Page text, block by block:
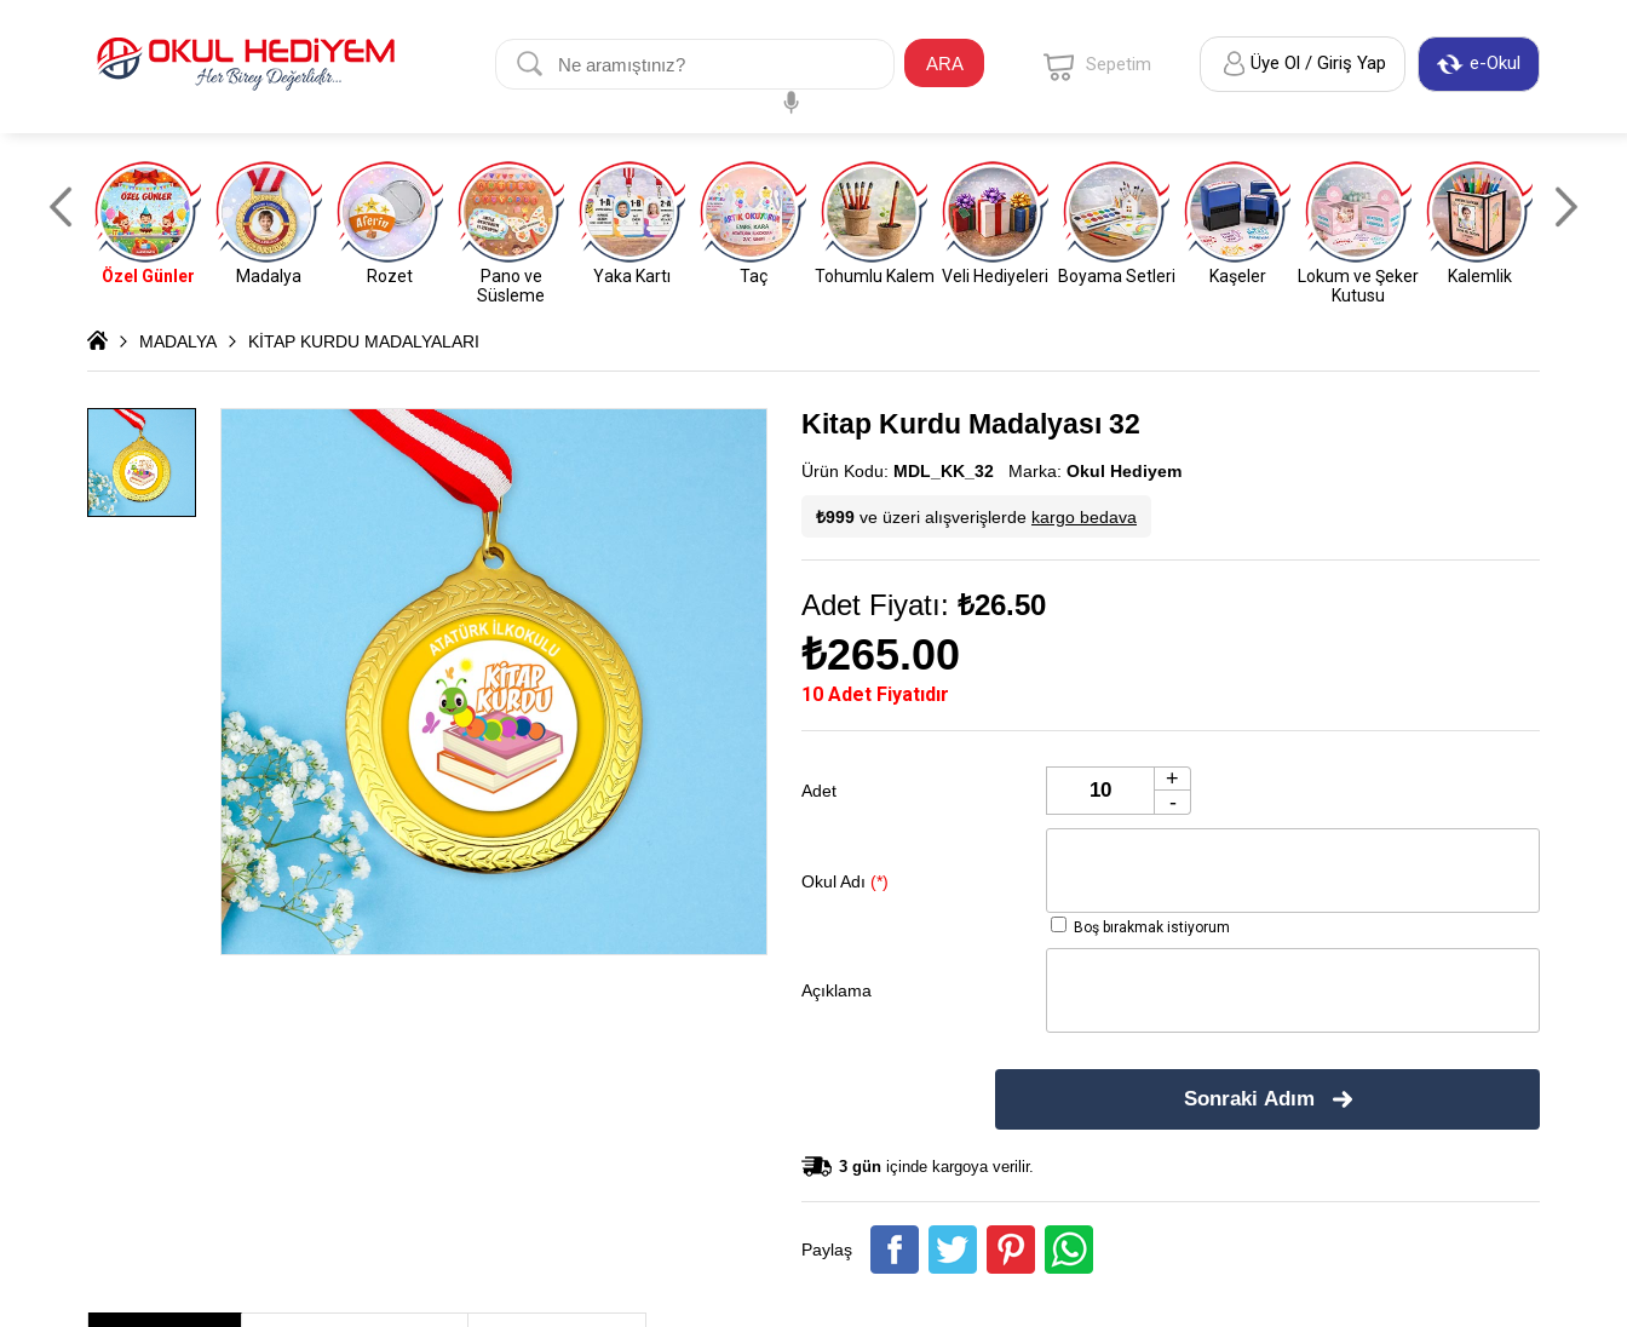
ARA e-Okul
Üye Ol / Giriş Yap
Sepetim
Özel Günler Madalya Rozet
Pano ve
Süsleme
Yaka Kartı Taç Tohumlu Kalem Veli Hediyeleri Boyama Setleri Kaşeler
Lokum ve Şeker
Kutusu
Kalemlik
MADALYA KİTAP KURDU MADALYALARI
Kitap Kurdu Madalyası 32
Ürün Kodu: MDL_KK_32 Marka: Okul Hediyem
₺999 ve üzeri alışverişlerde kargo bedava
Adet Fiyatı: ₺26.50
₺265.00
10 Adet Fiyatıdır
Adet
+
-
Okul Adı (*)
Boş bırakmak istiyorum
Açıklama
Sonraki Adım
3 gün içinde kargoya verilir.
Paylaş